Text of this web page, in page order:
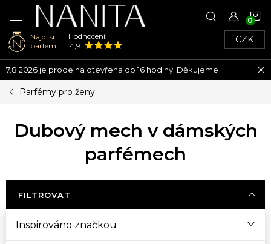
Přejít
na
obsah
Najdi si
parfém
Hodnocení:
4,9
CZK
7.8.2026 je prodejna otevřena do 16 hodiny. Děkujeme
Parfémy pro ženy
Dubový mech v dámských
parfémech
FILTROVAT
Inspirováno značkou